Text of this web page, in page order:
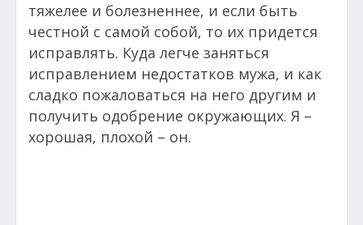
тяжелее и болезненнее, и если быть
честной с самой собой, то их придется
исправлять. Куда легче заняться
исправлением недостатков мужа, и как
сладко пожаловаться на него другим и
получить одобрение окружающих. Я –
хорошая, плохой – он.